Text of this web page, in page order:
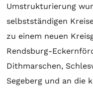
Umstrukturierung
selbstständigen
zu einem neuen
Rendsburg-
Dithmarschen,
Segeberg und an die